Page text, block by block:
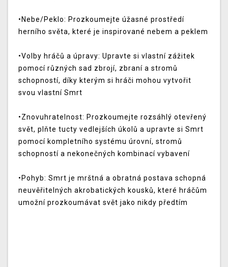
•Nebe/Peklo: Prozkoumejte úžasné prostředí
herního světa, které je inspirované nebem a peklem
•Volby hráčů a úpravy: Upravte si vlastní zážitek
pomocí různých sad zbrojí, zbraní a stromů
schopností, díky kterým si hráči mohou vytvořit
svou vlastní Smrt
•Znovuhratelnost: Prozkoumejte rozsáhlý otevřený
svět, plňte tucty vedlejších úkolů a upravte si Smrt
pomocí kompletního systému úrovní, stromů
schopností a nekonečných kombinací vybavení
•Pohyb: Smrt je mrštná a obratná postava schopná
neuvěřitelných akrobatických kousků, které hráčům
umožní prozkoumávat svět jako nikdy předtím